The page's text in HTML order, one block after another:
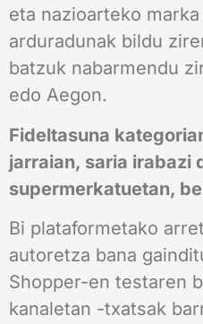
eta nazioarteko
arduradunak bildu
batzuk nabarmendu
edo Aegon.
Fideltasuna
jarraian, saria irabazi
supermerkatuetan,
Bi plataformetako
autoretza bana
Shopper-en testaren
kanaletan -txatsak